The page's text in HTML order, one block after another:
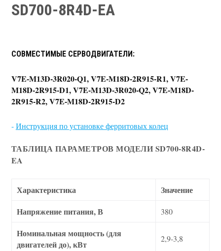
SD700-8R4D-EA
СОВМЕСТИМЫЕ СЕРВОДВИГАТЕЛИ:
V7E-M13D-3R020-Q1, V7E-M18D-2R915-R1, V7E-
M18D-2R915-D1, V7E-M13D-3R020-Q2, V7E-M18D-
2R915-R2, V7E-M18D-2R915-D2
-Инструкция по установке ферритовых колец
ТАБЛИЦА ПАРАМЕТРОВ МОДЕЛИ SD700-8R4D-
EA
Характеристика
Значение
Напряжение питания, В
380
Номинальная мощность (для
двигателей до), кВт
2,9-3,8